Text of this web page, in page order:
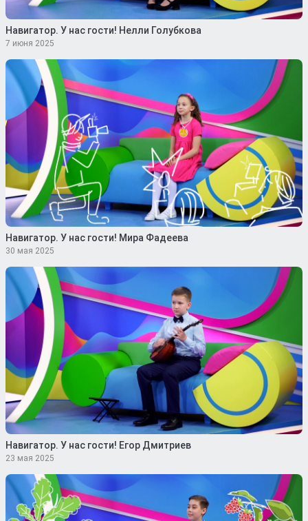
Навигатор. У нас гости! Нелли Голубкова
7 июня 2025
Навигатор. У нас гости! Мира Фадеева
30 мая 2025
Навигатор. У нас гости! Егор Дмитриев
23 мая 2025